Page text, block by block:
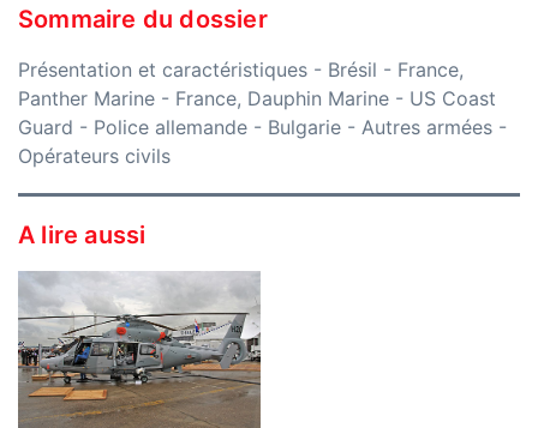
Sommaire du dossier
Présentation et caractéristiques - Brésil - France,
Panther Marine - France, Dauphin Marine - US Coast
Guard - Police allemande - Bulgarie - Autres armées -
Opérateurs civils
A lire aussi